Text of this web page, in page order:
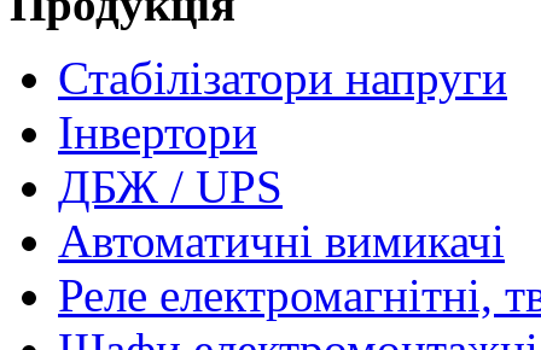
Стабілізатори напруги
Інвертори
ДБЖ / UPS
Автоматичні вимикачі
Реле електромагнітні,